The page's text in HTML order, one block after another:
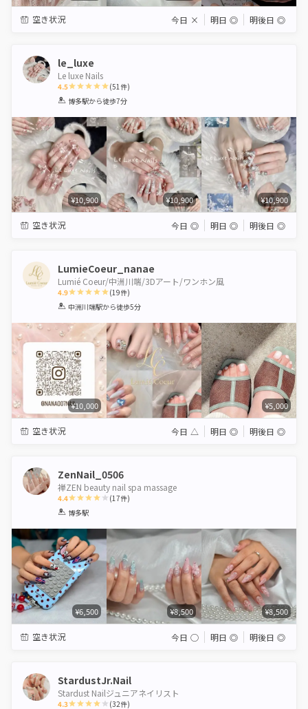
空き状況 今日 × 明日 ◎ 明後日 ◎
le_luxe
Le luxe Nails
4.5
1 2 3 4 5
(51件)
博多駅から徒歩7分
¥10,900 ¥10,900 ¥10,900
空き状況 今日 ◎ 明日 ◎ 明後日 ◎
LumieCoeur_nanae
Lumié Coeur/中洲川端/3Dアート/ワンホン風
4.9
1 2 3 4 5
(19件)
中洲川端駅から徒歩5分
¥10,000 ¥5,000
空き状況 今日 △ 明日 ◎ 明後日 ◎
ZenNail_0506
禅ZEN beauty nail spa massage
4.4
1 2 3
(17件)
博多駅
¥6,500 ¥8,500 ¥8,500
空き状況 今日 ◯ 明日 ◎ 明後日 ◎
StardustJr.Nail
Stardust Nailジュニアネイリスト
4.3 (32件)